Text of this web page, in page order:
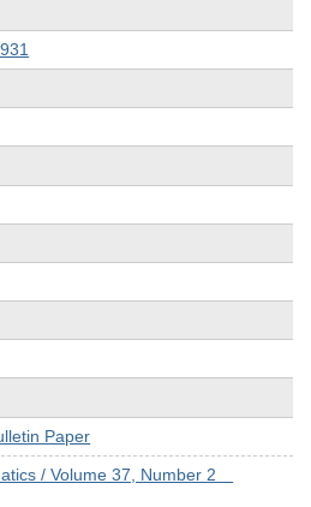
Paper
/ Volume 37, Number 2